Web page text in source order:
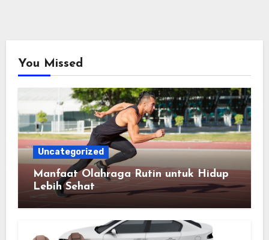
You Missed
Uncategorized
Manfaat Olahraga Rutin untuk Hidup
Lebih Sehat